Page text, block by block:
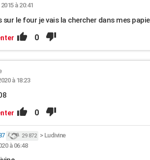
à 20:41
sur le four je vais la chercher dans mes
0
à 18:23
0
29 872 > Ludivine
à 06:48